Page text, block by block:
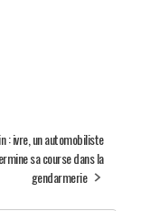
: ivre, un automobiliste
sa course dans la
gendarmerie